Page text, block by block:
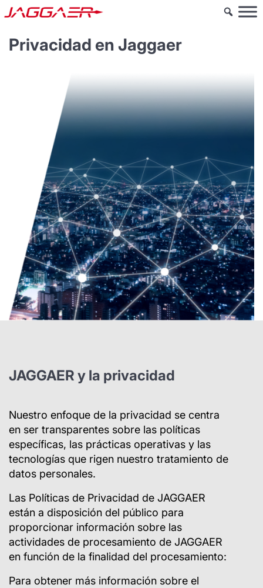
Privacidad en Jaggaer
JAGGAER y la privacidad
Nuestro enfoque de la privacidad se centra
en ser transparentes sobre las políticas
específicas, las prácticas operativas y las
tecnologías que rigen nuestro tratamiento de
datos personales.
Las Políticas de Privacidad de JAGGAER
están a disposición del público para
proporcionar información sobre las
actividades de procesamiento de JAGGAER
en función de la finalidad del procesamiento:
Para obtener más información sobre el